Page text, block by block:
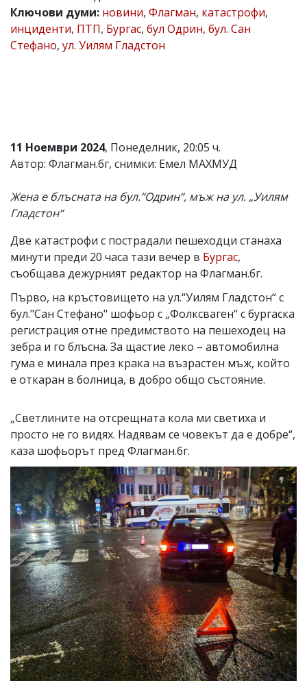
Коментарите
под
статиите
се
отговорност
за
откриете
обиден
вас
коментар,
моля
сигнализирайте
Ключови думи: новини, Флагман, катастрофи,
инциденти, ПТП, Бургас, бул Одрин, бул. Сан
Стефано, ул. Уилям Гладстон
11 Ноември 2024, Понеделник, 20:05 ч.
Автор: Флагман.бг, снимки: Емел МАХМУД
Жена е блъсната на бул.“Одрин“, мъж на ул. „Уилям
Гладстон“
Две катастрофи с пострадали пешеходци станаха
минути преди 20 часа тази вечер в Бургас,
съобщава дежурният редактор на Флагман.бг.
Първо, на кръстовището на ул.“Уилям Гладстон“ с
бул."Сан Стефано" шофьор с „Фолксваген“ с бургаска
регистрация отне предимството на пешеходец на
зебра и го блъсна. За щастие леко – автомобилна
гума е минала през крака на възрастен мъж, който
е откаран в болница, в добро общо състояние.
„Светлините на отсрещната кола ми светиха и
просто не го видях. Надявам се човекът да е добре“,
каза шофьорът пред Флагман.бг.